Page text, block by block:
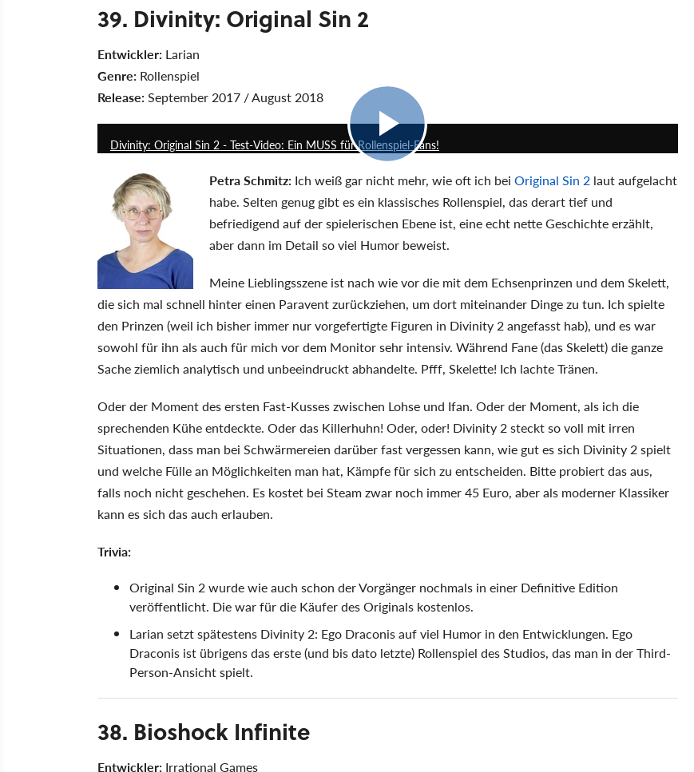
39. Divinity: Original Sin 2
Entwickler: Larian
Genre: Rollenspiel
Release:September 2017 / August 2018
Divinity: Original Sin 2 - Test-Video: Ein MUSS für Rollenspiel-Fans!
Petra Schmitz: Ich weiß gar nicht mehr, wie oft ich bei Original Sin 2 laut aufgelacht
habe. Selten genug gibt es ein klassisches Rollenspiel, das derart tief und
befriedigend auf der spielerischen Ebene ist, eine echt nette Geschichte erzählt,
aber dann im Detail so viel Humor beweist.
Meine Lieblingsszene ist nach wie vor die mit dem Echsenprinzen und dem Skelett,
die sich mal schnell hinter einen Paravent zurückziehen, um dort miteinander Dinge zu tun. Ich spielte
den Prinzen (weil ich bisher immer nur vorgefertigte Figuren in Divinity 2 angefasst hab), und es war
sowohl für ihn als auch für mich vor dem Monitor sehr intensiv. Während Fane (das Skelett) die ganze
Sache ziemlich analytisch und unbeeindruckt abhandelte. Pfff, Skelette! Ich lachte Tränen.
Oder der Moment des ersten Fast-Kusses zwischen Lohse und Ifan. Oder der Moment, als ich die
sprechenden Kühe entdeckte. Oder das Killerhuhn! Oder, oder! Divinity 2 steckt so voll mit irren
Situationen, dass man bei Schwärmereien darüber fast vergessen kann, wie gut es sich Divinity 2 spielt
und welche Fülle an Möglichkeiten man hat, Kämpfe für sich zu entscheiden. Bitte probiert das aus,
falls noch nicht geschehen. Es kostet bei Steam zwar noch immer 45 Euro, aber als moderner Klassiker
kann es sich das auch erlauben.
Trivia:
Original Sin 2 wurde wie auch schon der Vorgänger nochmals in einer Definitive Edition
veröffentlicht. Die war für die Käufer des Originals kostenlos.
Larian setzt spätestens Divinity 2: Ego Draconis auf viel Humor in den Entwicklungen. Ego
Draconis ist übrigens das erste (und bis dato letzte) Rollenspiel des Studios, das man in der Third-
Person-Ansicht spielt.
38. Bioshock Infinite
Entwickler: Irrational Games